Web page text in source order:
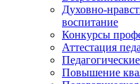
Духовно-
воспитание
Конкурсы
Аттестация
Повышение